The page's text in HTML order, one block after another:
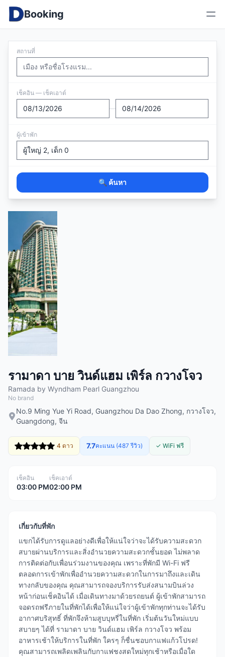
Booking
สถานที่
เช็คอิน — เช็คเอาต์
—
ผู้เข้าพัก
🔍 ค้นหา
รามาดา บาย วินด์แฮม เพิร์ล กวางโจว
Ramada by Wyndham Pearl Guangzhou
No brand
No.9 Ming Yue Yi Road, Guangzhou Da Dao Zhong, กวางโจว,
Guangdong, จีน
4 ดาว 7.7คะแนน (487 รีวิว) ✓ WiFi ฟรี
เช็คอิน
03:00 PM
เช็คเอาต์
02:00 PM
เกี่ยวกับที่พัก
แขกได้รับการดูแลอย่างดีเพื่อให้แน่ใจว่าจะได้รับความสะดวก
สบายผ่านบริการและสิ่งอำนวยความสะดวกชั้นยอด ไม่พลาด
การติดต่อกับเพื่อนร่วมงานของคุณ เพราะที่พักมี Wi-Fi ฟรี
ตลอดการเข้าพักเพื่ออำนวยความสะดวกในการมาถึงและเดิน
ทางกลับของคุณ คุณสามารถจองบริการรับส่งสนามบินล่วง
หน้าก่อนเช็คอินได้ เมื่อเดินทางมาด้วยรถยนต์ ผู้เข้าพักสามารถ
จอดรถฟรีภายในที่พักได้เพื่อให้แน่ใจว่าผู้เข้าพักทุกท่านจะได้รับ
อากาศบริสุทธิ์ ที่พักจึงห้ามสูบบุหรี่ในที่พัก เริ่มต้นวันใหม่แบบ
สบายๆ ได้ที่ รามาดา บาย วินด์แฮม เพิร์ล กวางโจว พร้อม
อาหารเช้าให้บริการในที่พัก ใครๆ ก็ชื่นชอบกาแฟแก้วโปรด!
คุณสามารถเพลิดเพลินกับกาแฟชงสดใหม่ทุกเช้าหรือเมื่อใด